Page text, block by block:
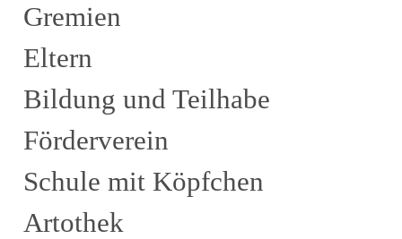
Gremien
Eltern
Bildung und Teilhabe
Förderverein
Schule mit Köpfchen
Artothek